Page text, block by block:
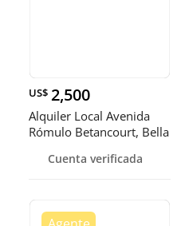
US$ 2,500
Alquiler Local Avenida
Rómulo Betancourt, Bella
Cuenta verificada